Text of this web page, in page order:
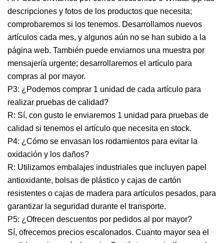
descripciones y fotos de los productos que necesita;
comprobaremos si los tenemos. Desarrollamos nuevos
artículos cada mes, y algunos aún no se han subido a la
página web. También puede enviarnos una muestra por
mensajería urgente; desarrollaremos el artículo para
compras al por mayor.
P3: ¿Podemos comprar 1 unidad de cada artículo para
realizar pruebas de calidad?
R: Sí, con gusto le enviaremos 1 unidad para pruebas de
calidad si tenemos el artículo que necesita en stock.
P4: ¿Cómo se envasan los rodamientos para evitar la
oxidación y los daños?
R: Utilizamos embalajes industriales que incluyen papel
antioxidante, bolsas de plástico y cajas de cartón
resistentes o cajas de madera para artículos pesados, para
garantizar la seguridad durante el transporte.
P5: ¿Ofrecen descuentos por pedidos al por mayor?
Sí, ofrecemos precios escalonados. Cuanto mayor sea el